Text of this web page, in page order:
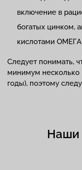
включение в
богатых цинком,
кислотами
Следует понимать,
минимум несколько
годы), поэтому
Наши